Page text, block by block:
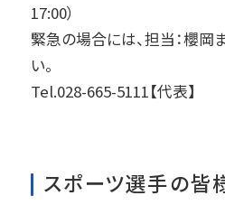
のもとを訪れるようになり
とって回復の早さはキャリ
できるだけ負担の少ない
が、信頼につながっている
その利点は何ですか？
私の手術では「小真宗手術
17:00）
緊急の場合には、担当：櫻岡
い。
Tel.028-665-5111【代表】
スポーツ選手の皆